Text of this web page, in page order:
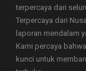
terpercaya dari
Terpercaya dari
laporan mendalam
Kami percaya
kunci untuk